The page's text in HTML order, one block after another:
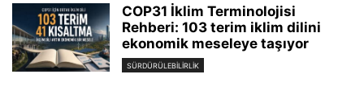
COP31 İklim Terminolojisi
Rehberi: 103 terim iklim dilini
ekonomik meseleye taşıyor
SÜRDÜRÜLEBILIRLIK